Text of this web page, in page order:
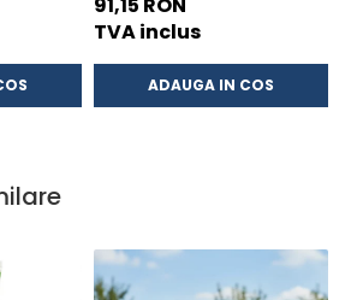
TVA inclus
ADAUGA IN COS